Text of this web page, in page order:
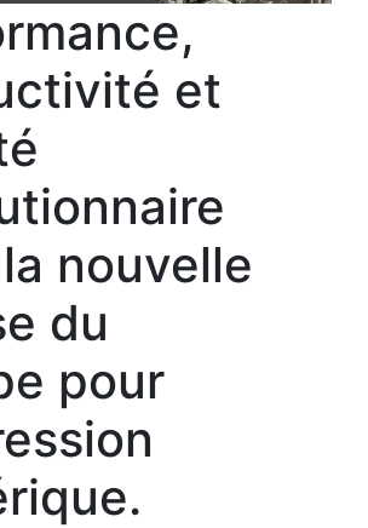
et
nouvelle
du
pour